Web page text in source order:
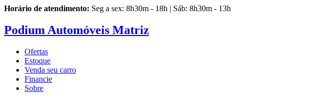
Horário de atendimento: Seg a sex: 8h30m - 18h | Sáb: 8h30m - 13h
Podium Automóveis Matriz
Ofertas
Estoque
Venda seu carro
Financie
Sobre